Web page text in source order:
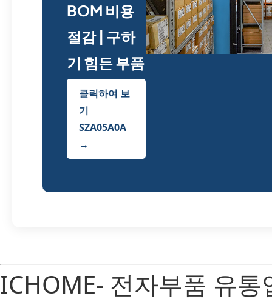
BOM 비용
절감 | 구하
기 힘든 부품
클릭하여 보
기
SZA05A0A
→
ICHOME- 전자부품 유